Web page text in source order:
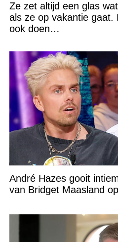
Ze zet altijd een glas
als ze op vakantie gaat.
ook doen…
André Hazes gooit
van Bridget Maasland